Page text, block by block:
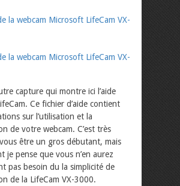
capture qui montre ici l’aide
Ce fichier d’aide contient
sur l’utilisation et la
de votre webcam. C’est très
être un gros débutant, mais
je pense que vous n’en aurez
pas besoin du la simplicité de
de la LifeCam VX-3000.